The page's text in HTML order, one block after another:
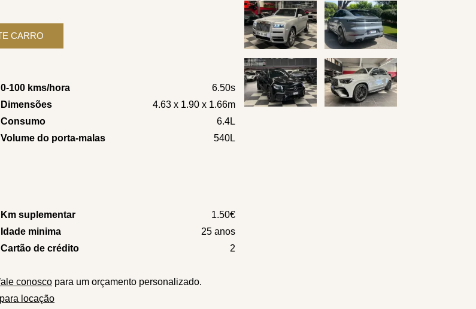
0-100 kms/hora
6.50s
Dimensões
4.63 x 1.90 x 1.66m
Consumo
6.4L
Volume do porta-malas
540L
Km suplementar
1.50€
Idade minima
25 anos
Cartão de crédito
2
conosco para um orçamento personalizado.
locação